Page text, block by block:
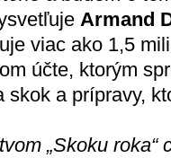
Armand
viac ako 1,5
účte, ktorým
skok a prípravy,
„Skoku